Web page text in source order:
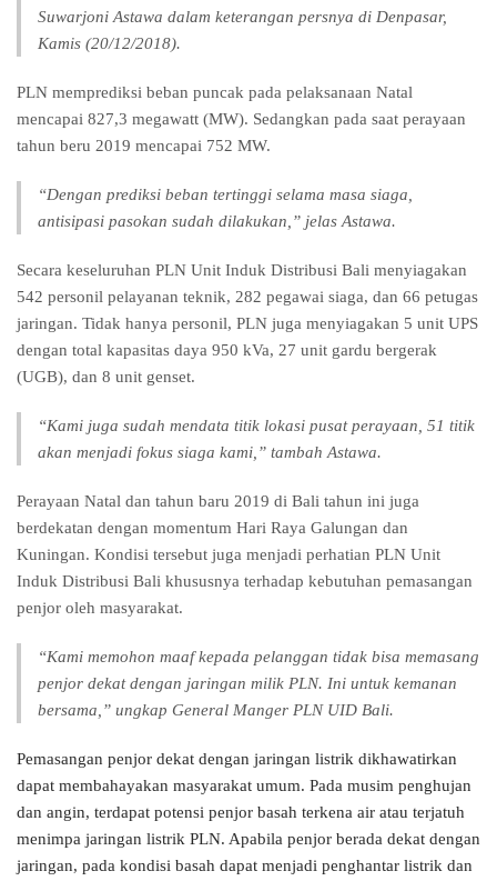
Suwarjoni Astawa dalam keterangan persnya di Denpasar,
Kamis (20/12/2018).
PLN memprediksi beban puncak pada pelaksanaan Natal
mencapai 827,3 megawatt (MW). Sedangkan pada saat perayaan
tahun beru 2019 mencapai 752 MW.
“Dengan prediksi beban tertinggi selama masa siaga,
antisipasi pasokan sudah dilakukan,” jelas Astawa.
Secara keseluruhan PLN Unit Induk Distribusi Bali menyiagakan
542 personil pelayanan teknik, 282 pegawai siaga, dan 66 petugas
jaringan. Tidak hanya personil, PLN juga menyiagakan 5 unit UPS
dengan total kapasitas daya 950 kVa, 27 unit gardu bergerak
(UGB), dan 8 unit genset.
“Kami juga sudah mendata titik lokasi pusat perayaan, 51 titik
akan menjadi fokus siaga kami,” tambah Astawa.
Perayaan Natal dan tahun baru 2019 di Bali tahun ini juga
berdekatan dengan momentum Hari Raya Galungan dan
Kuningan. Kondisi tersebut juga menjadi perhatian PLN Unit
Induk Distribusi Bali khususnya terhadap kebutuhan pemasangan
penjor oleh masyarakat.
“Kami memohon maaf kepada pelanggan tidak bisa memasang
penjor dekat dengan jaringan milik PLN. Ini untuk kemanan
bersama,” ungkap General Manger PLN UID Bali.
Pemasangan penjor dekat dengan jaringan listrik dikhawatirkan
dapat membahayakan masyarakat umum. Pada musim penghujan
dan angin, terdapat potensi penjor basah terkena air atau terjatuh
menimpa jaringan listrik PLN. Apabila penjor berada dekat dengan
jaringan, pada kondisi basah dapat menjadi penghantar listrik dan